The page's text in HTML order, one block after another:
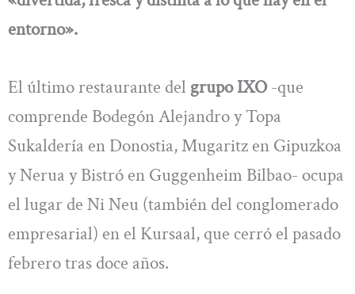
entorno».
El último restaurante del grupo IXO-que
comprende Bodegón Alejandro y Topa
Sukaldería en Donostia, Mugaritz en Gipuzkoa
y Nerua y Bistró en Guggenheim Bilbao- ocupa
el lugar de Ni Neu (también del conglomerado
empresarial) en el Kursaal, que cerró el pasado
febrero tras doce años.